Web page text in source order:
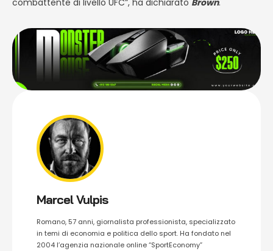
combattente di livello UFC”, ha dichiarato Brown.
Marcel Vulpis
Romano, 57 anni, giornalista professionista, specializzato
in temi di economia e politica dello sport. Ha fondato nel
2004 l’agenzia nazionale online “SportEconomy”